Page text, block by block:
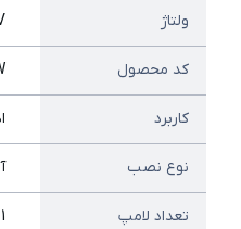
ولتاژ
کد محصول
کاربرد
نوع نصب
تعداد لامپ 1